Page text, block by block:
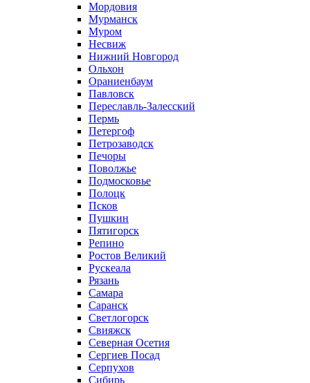
Мордовия
Мурманск
Муром
Несвиж
Нижний Новгород
Ольхон
Ораниенбаум
Павловск
Переславль-Залесский
Пермь
Петергоф
Петрозаводск
Печоры
Поволжье
Подмосковье
Полоцк
Псков
Пушкин
Пятигорск
Репино
Ростов Великий
Рускеала
Рязань
Самара
Саранск
Светлогорск
Свияжск
Северная Осетия
Сергиев Посад
Серпухов
Сибирь